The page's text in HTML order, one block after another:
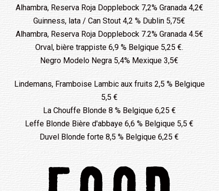
Alhambra, Reserva Roja Dopplebock 7,2% Granada 4,2€
Guinness, lata / Can Stout 4,2 % Dublin 5,75€
Alhambra, Reserva Roja Dopplebock 7.2% Granada 4.5€
Orval, bière trappiste 6,9 % Belgique 5,25 €.
Negro Modelo Negra 5,4% Mexique 3,5€
Lindemans, Framboise Lambic aux fruits 2,5 % Belgique
5,5 €
La Chouffe Blonde 8 % Belgique 6,25 €
Leffe Blonde Bière d'abbaye 6,6 % Belgique 5,5 €
Duvel Blonde forte 8,5 % Belgique 6,25 €